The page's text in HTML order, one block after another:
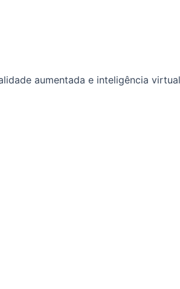
aumentada e inteligência